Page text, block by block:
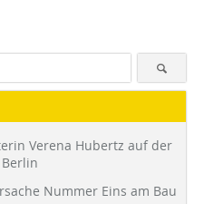
Verena Hubertz auf der
Nummer Eins am Bau